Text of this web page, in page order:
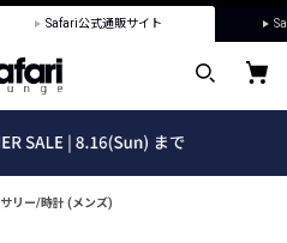
Safari公式通販サイト
リー/時計 (メンズ)